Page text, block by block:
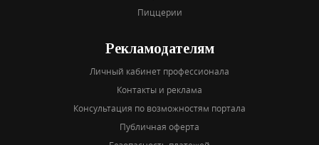
Пиццерии
Рекламодателям
Личный кабинет профессионала
Контакты и реклама
Консультация по возможностям портала
Публичная оферта